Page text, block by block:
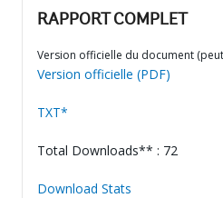
RAPPORT COMPLET
Version officielle du document
Version officielle (PDF)
TXT*
Total Downloads** : 72
Download Stats